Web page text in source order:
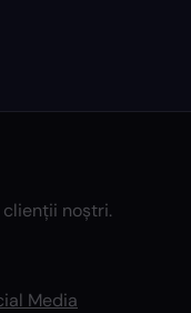
noștri.
Media